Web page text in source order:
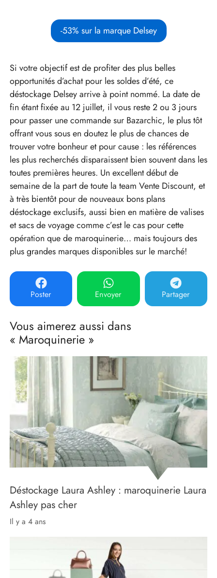
-53% sur la marque Delsey
Si votre objectif est de profiter des plus belles
opportunités d’achat pour les soldes d’été, ce
déstockage Delsey arrive à point nommé. La date de
fin étant fixée au 12 juillet, il vous reste 2 ou 3 jours
pour passer une commande sur Bazarchic, le plus tôt
offrant vous sous en doutez le plus de chances de
trouver votre bonheur et pour cause : les références
les plus recherchés disparaissent bien souvent dans les
toutes premières heures. Un excellent début de
semaine de la part de toute la team Vente Discount, et
à très bientôt pour de nouveaux bons plans
déstockage exclusifs, aussi bien en matière de valises
et sacs de voyage comme c’est le cas pour cette
opération que de maroquinerie… mais toujours des
plus grandes marques disponibles sur le marché!
Poster Envoyer Partager
Vous aimerez aussi dans
« Maroquinerie »
Déstockage Laura Ashley : maroquinerie Laura
Ashley pas cher
il y a 4 ans